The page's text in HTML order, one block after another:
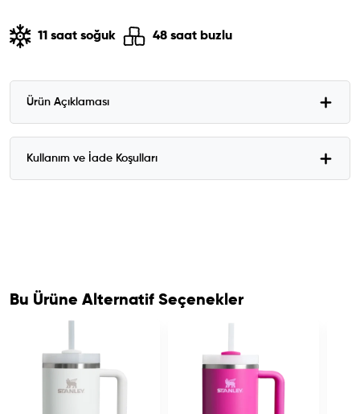
11 saat soğuk 48 saat buzlu
Ürün Açıklaması
Kullanım ve İade Koşulları
Bu Ürüne Alternatif Seçenekler